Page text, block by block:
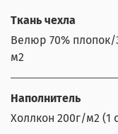
Ткань чехла
Велюр 70% плопок/
м2
Наполнитель
Холлкон 200г/м2 (1